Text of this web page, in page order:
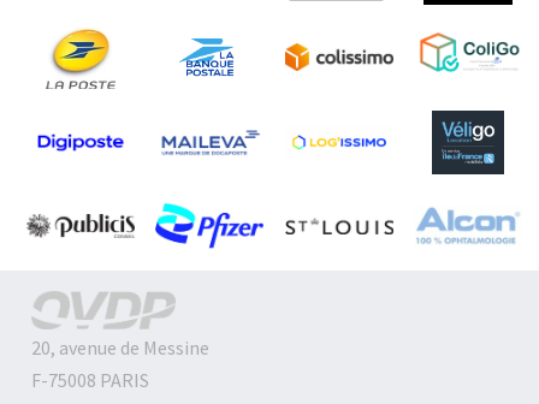
20, avenue de Messine
F-75008 PARIS